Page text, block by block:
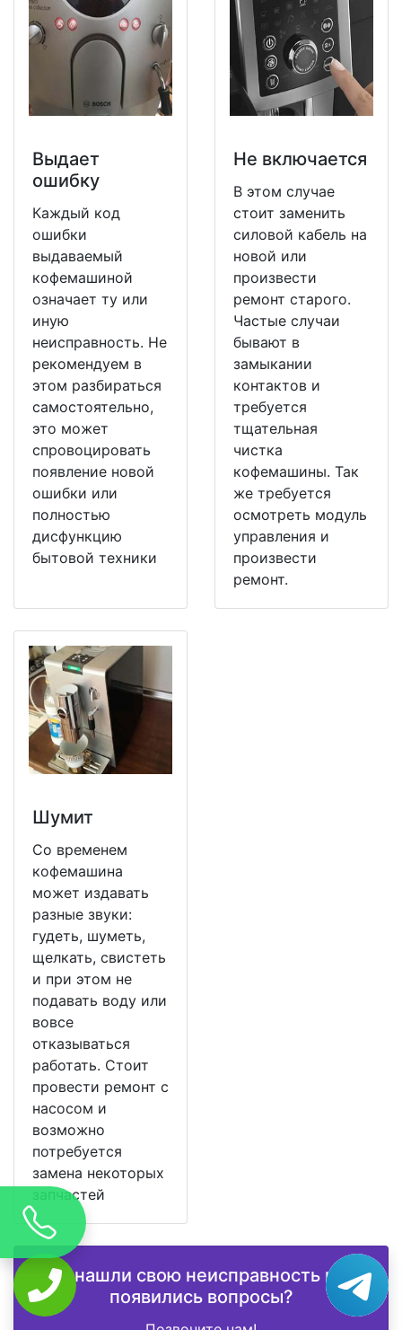
Выдает
ошибку
Каждый код
ошибки
выдаваемый
кофемашиной
означает ту или
иную
неисправность. Не
рекомендуем в
этом разбираться
самостоятельно,
это может
спровоцировать
появление новой
ошибки или
полностью
дисфункцию
бытовой техники
Не включается
В этом случае
стоит заменить
силовой кабель на
новой или
произвести
ремонт старого.
Частые случаи
бывают в
замыкании
контактов и
требуется
тщательная
чистка
кофемашины. Так
же требуется
осмотреть модуль
управления и
произвести
ремонт.
Шумит
Со временем
кофемашина
может издавать
разные звуки:
гудеть, шуметь,
щелкать, свистеть
и при этом не
подавать воду или
вовсе
отказываться
работать. Стоит
провести ремонт с
насосом и
возможно
потребуется
замена некоторых
запчастей
Не нашли свою неисправность или
появились вопросы?